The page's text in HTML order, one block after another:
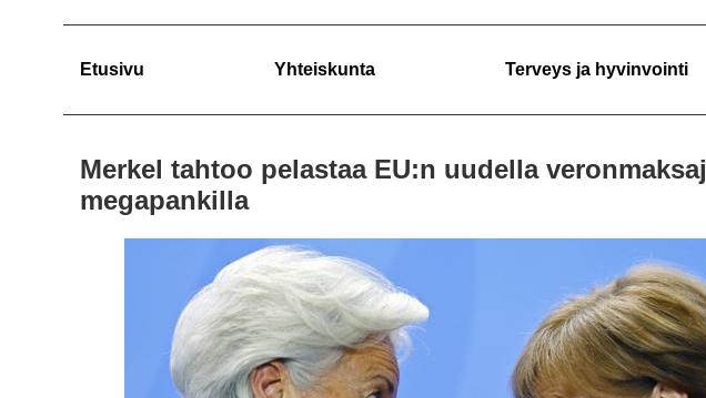
Etusivu Yhteiskunta Terveys ja hyvinvointi
Merkel tahtoo pelastaa EU:n uudella
megapankilla